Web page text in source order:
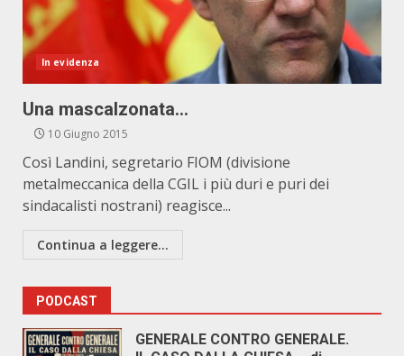
In evidenza
Una mascalzonata…
10 Giugno 2015
Così Landini, segretario FIOM (divisione
metalmeccanica della CGIL i più duri e puri dei
sindacalisti nostrani) reagisce...
Continua a leggere...
PODCAST
GENERALE CONTRO GENERALE.